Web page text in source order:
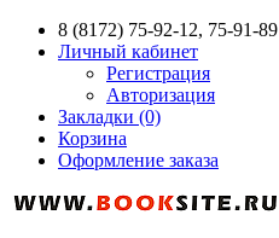
8 (8172) 75-92-12, 75-91-89
Личный кабинет
Регистрация
Авторизация
Закладки (0)
Корзина
Оформление заказа